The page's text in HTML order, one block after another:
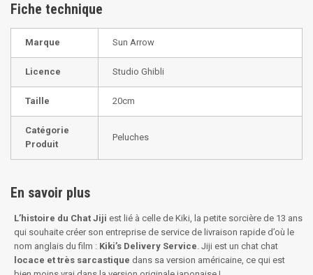
Fiche technique
Marque Sun Arrow
Licence Studio Ghibli
Taille 20cm
Catégorie
Produit
Peluches
En savoir plus
L’histoire du Chat Jiji est lié à celle de Kiki, la petite sorcière de 13 ans
qui souhaite créer son entreprise de service de livraison rapide d’où le
nom anglais du film : Kiki’s Delivery Service. Jiji est un chat chat
locace et très sarcastique dans sa version américaine, ce qui est